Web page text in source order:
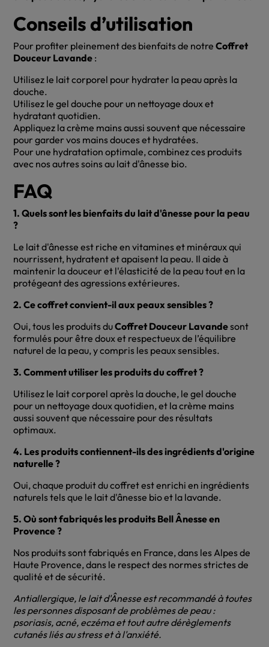
Conseils d’utilisation
Pour profiter pleinement des bienfaits de notre Coffret
Douceur Lavande :
Utilisez le lait corporel pour hydrater la peau après la
douche.
Utilisez le gel douche pour un nettoyage doux et
hydratant quotidien.
Appliquez la crème mains aussi souvent que nécessaire
pour garder vos mains douces et hydratées.
Pour une hydratation optimale, combinez ces produits
avec nos autres soins au lait d'ânesse bio.
FAQ
1. Quels sont les bienfaits du lait d'ânesse pour la peau
?
Le lait d'ânesse est riche en vitamines et minéraux qui
nourrissent, hydratent et apaisent la peau. Il aide à
maintenir la douceur et l'élasticité de la peau tout en la
protégeant des agressions extérieures.
2. Ce coffret convient-il aux peaux sensibles ?
Oui, tous les produits duCoffret Douceur Lavandesont
formulés pour être doux et respectueux de l’équilibre
naturel de la peau, y compris les peaux sensibles.
3. Comment utiliser les produits du coffret ?
Utilisez le lait corporel après la douche, le gel douche
pour un nettoyage doux quotidien, et la crème mains
aussi souvent que nécessaire pour des résultats
optimaux.
4. Les produits contiennent-ils des ingrédients d'origine
naturelle ?
Oui, chaque produit du coffret est enrichi en ingrédients
naturels tels que le lait d'ânesse bio et la lavande.
5. Où sont fabriqués les produits Bell Ânesse en
Provence ?
Nos produits sont fabriqués en France, dans les Alpes de
Haute Provence, dans le respect des normes strictes de
qualité et de sécurité.
Antiallergique, le lait d'Ânesse est recommandé à toutes
les personnes disposant de problèmes de peau :
psoriasis, acné, eczéma et tout autre dérèglements
cutanés liés au stress et à l'anxiété.